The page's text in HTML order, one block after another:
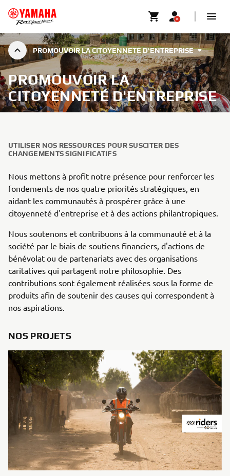
PROMOUVOIR LA CITOYENNETÉ D'ENTREPRISE
PROMOUVOIR LA
CITOYENNETÉ D'ENTREPRISE
UTILISER NOS RESSOURCES POUR SUSCITER DES
CHANGEMENTS SIGNIFICATIFS
Nous mettons à profit notre présence pour renforcer les
fondements de nos quatre priorités stratégiques, en
aidant les communautés à prospérer grâce à une
citoyenneté d'entreprise et à des actions philantropiques.
Nous soutenons et contribuons à la communauté et à la
société par le biais de soutiens financiers, d'actions de
bénévolat ou de partenariats avec des organisations
caritatives qui partagent notre philosophie. Des
contributions sont également réalisées sous la forme de
produits afin de soutenir des causes qui correspondent à
nos aspirations.
NOS PROJETS